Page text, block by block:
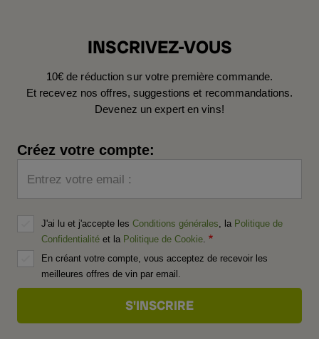
INSCRIVEZ-VOUS
10€ de réduction sur votre première commande.
Et recevez nos offres, suggestions et recommandations.
Devenez un expert en vins!
Créez votre compte:
Entrez votre email :
J'ai lu et j'accepte les Conditions générales , la Politique de
Confidentialité et la Politique de Cookie
En créant votre compte, vous acceptez de recevoir les
meilleures offres de vin par email.